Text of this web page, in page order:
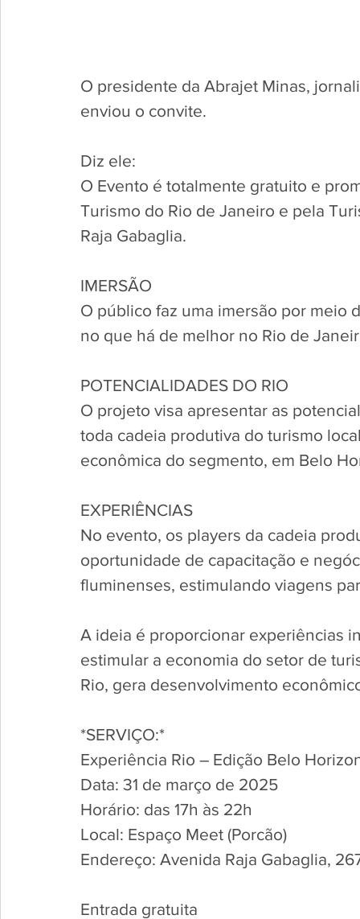
O presidente da Abrajet Minas,
enviou o convite.
Diz ele:
O Evento é totalmente gratuito e
Turismo do Rio de Janeiro e pela
Raja Gabaglia.
IMERSÃO
O público faz uma imersão por meio
no que há de melhor no Rio de
POTENCIALIDADES DO RIO
O projeto visa apresentar as
toda cadeia produtiva do turismo
econômica do segmento, em Belo
EXPERIÊNCIAS
No evento, os players da cadeia
oportunidade de capacitação e
fluminenses, estimulando viagens
A ideia é proporcionar experiências
estimular a economia do setor de
Rio, gera desenvolvimento
*SERVIÇO:*
Experiência Rio – Edição Belo
Data: 31 de março de 2025
Horário: das 17h às 22h
Local: Espaço Meet (Porcão)
Endereço: Avenida Raja Gabaglia,
Entrada gratuita